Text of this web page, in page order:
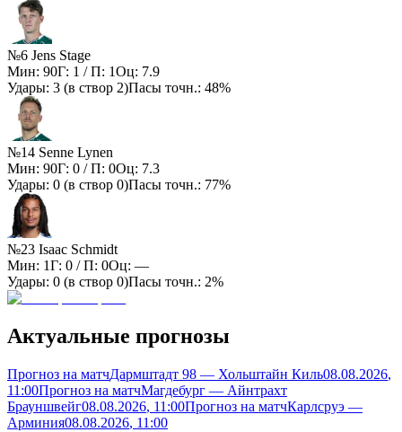
№6 Jens Stage
Мин: 90Г: 1 / П: 1Оц: 7.9
Удары: 3 (в створ 2)Пасы точн.: 48%
№14 Senne Lynen
Мин: 90Г: 0 / П: 0Оц: 7.3
Удары: 0 (в створ 0)Пасы точн.: 77%
№23 Isaac Schmidt
Мин: 1Г: 0 / П: 0Оц: —
Удары: 0 (в створ 0)Пасы точн.: 2%
Актуальные прогнозы
Прогноз на матчДармштадт 98 — Хольштайн Киль08.08.2026,
11:00Прогноз на матчМагдебург — Айнтрахт
Брауншвейг08.08.2026, 11:00Прогноз на матчКарлсруэ —
Арминия08.08.2026, 11:00